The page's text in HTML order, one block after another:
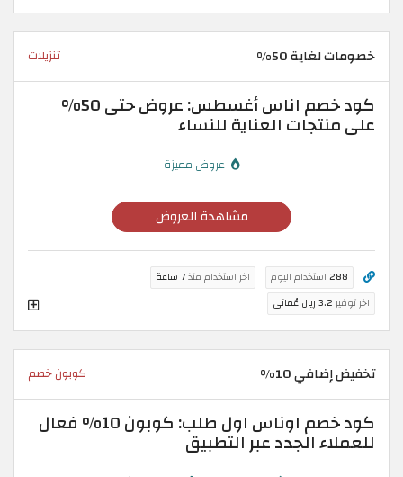
خصومات لغاية 50% تنزيلات
كود خصم اناس أغسطس: عروض حتى 50%
على منتجات العناية للنساء
عروض مميزة
مشاهدة العروض
288 استخدام اليوم اخر استخدام منذ7 ساعة
اخر توفير 3.2 ريال عُماني
تخفيض إضافي 10% كوبون خصم
كود خصم اوناس اول طلب: كوبون 10% فعال
للعملاء الجدد عبر التطبيق